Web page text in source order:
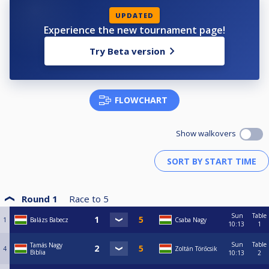
Csoport harmadik: 10.000.- + tárgynyeremény
Az a játékos, aki legalább 6 fordulón részt vesz, a saját csoportján belüli
többi játékossal együtt egy sorsoláson vesz részt, ahol az alábbi
nyeremények kerülnek kiosztásra:
1. csoport különdíj: 140.000.-
3. csoport különdíj: 50.000.-
4. csoport különdíj: 30.000.-
Nevezni minden forduló előtt 9:50-ig lehet a helyszínen. Utána már
nevezést nem tudunk fogadni.
A fordulókon 9-es és 10-es játékban zajlanak a mérkőzések, váltott
UPDATED
Experience the new tournament page!
Try Beta version
FLOWCHART
Show walkovers
Round 1 Race to 5
1 Balázs Babecz Csaba Nagy
Sun
10:13
Table
1
4
Tamás Nagy
Biblia
Zoltán Törőcsik
Sun
10:13
Table
2